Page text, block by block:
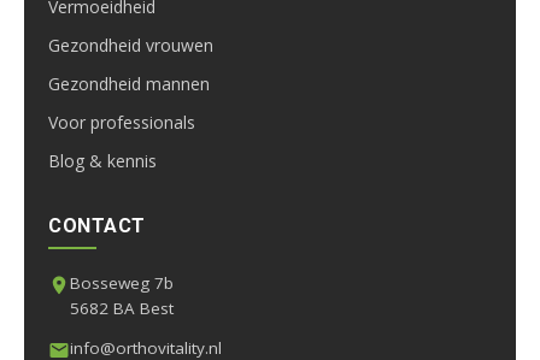
Vermoeidheid
Gezondheid vrouwen
Gezondheid mannen
Voor professionals
Blog & kennis
CONTACT
Bosseweg 7b
5682 BA Best
info@orthovitality.nl